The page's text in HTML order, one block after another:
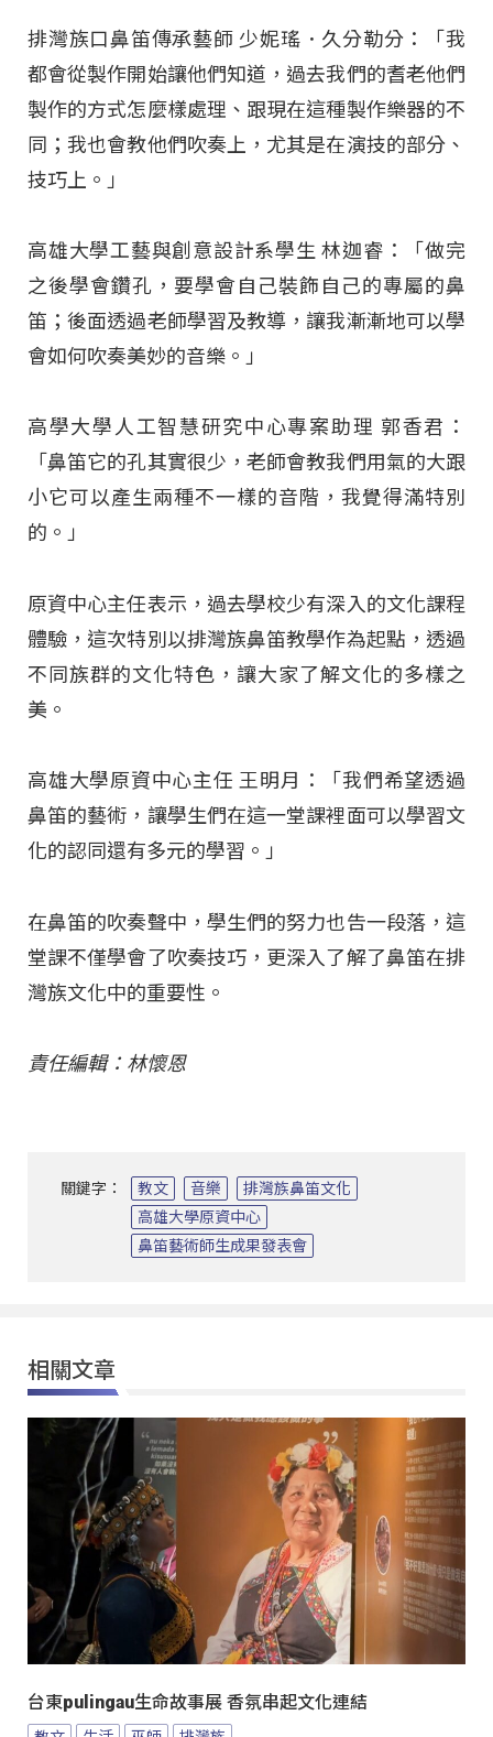
排灣族口鼻笛傳承藝師 少妮瑤．久分勒分：「我
都會從製作開始讓他們知道，過去我們的耆老他們
製作的方式怎麼樣處理、跟現在這種製作樂器的不
同；我也會教他們吹奏上，尤其是在演技的部分、
技巧上。」
高雄大學工藝與創意設計系學生 林迦睿：「做完
之後學會鑽孔，要學會自己裝飾自己的專屬的鼻
笛；後面透過老師學習及教導，讓我漸漸地可以學
會如何吹奏美妙的音樂。」
高學大學人工智慧研究中心專案助理 郭香君：
「鼻笛它的孔其實很少，老師會教我們用氣的大跟
小它可以產生兩種不一樣的音階，我覺得滿特別
的。」
原資中心主任表示，過去學校少有深入的文化課程
體驗，這次特別以排灣族鼻笛教學作為起點，透過
不同族群的文化特色，讓大家了解文化的多樣之
美。
高雄大學原資中心主任 王明月：「我們希望透過
鼻笛的藝術，讓學生們在這一堂課裡面可以學習文
化的認同還有多元的學習。」
在鼻笛的吹奏聲中，學生們的努力也告一段落，這
堂課不僅學會了吹奏技巧，更深入了解了鼻笛在排
灣族文化中的重要性。
責任編輯：林懷恩
關鍵字： 教文 音樂
排灣族鼻笛文化
高雄大學原資中心
鼻笛藝術師生成果發表會
相關文章
台東pulingau生命故事展 香氛串起文化連結